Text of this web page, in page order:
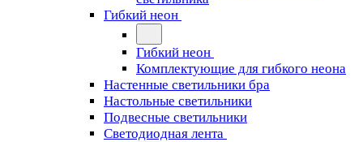
Гибкий неон
Гибкий неон
Комплектующие для гибкого неона
Настенные светильники бра
Настольные светильники
Подвесные светильники
Светодиодная лента